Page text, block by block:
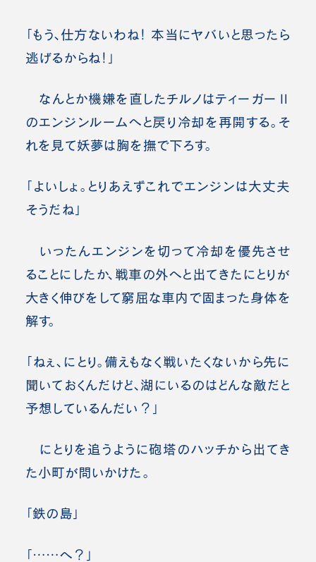
「もう、仕方ないわね！ 本当にヤバいと思ったら
逃げるからね！」
なんとか機嫌を直したチルノはティーガーⅡ
のエンジンルームへと戻り冷却を再開する。そ
れを見て妖夢は胸を撫で下ろす。
「よいしょ。とりあえずこれでエンジンは大丈夫
そうだね」
いったんエンジンを切って冷却を優先させ
ることにしたか、戦車の外へと出てきたにとりが
大きく伸びをして窮屈な車内で固まった身体を
解す。
「ねぇ、にとり。備えもなく戦いたくないから先に
聞いておくんだけど、湖にいるのはどんな敵だと
予想しているんだい？」
にとりを追うように砲塔のハッチから出てき
た小町が問いかけた。
「鉄の島」
「……へ？」